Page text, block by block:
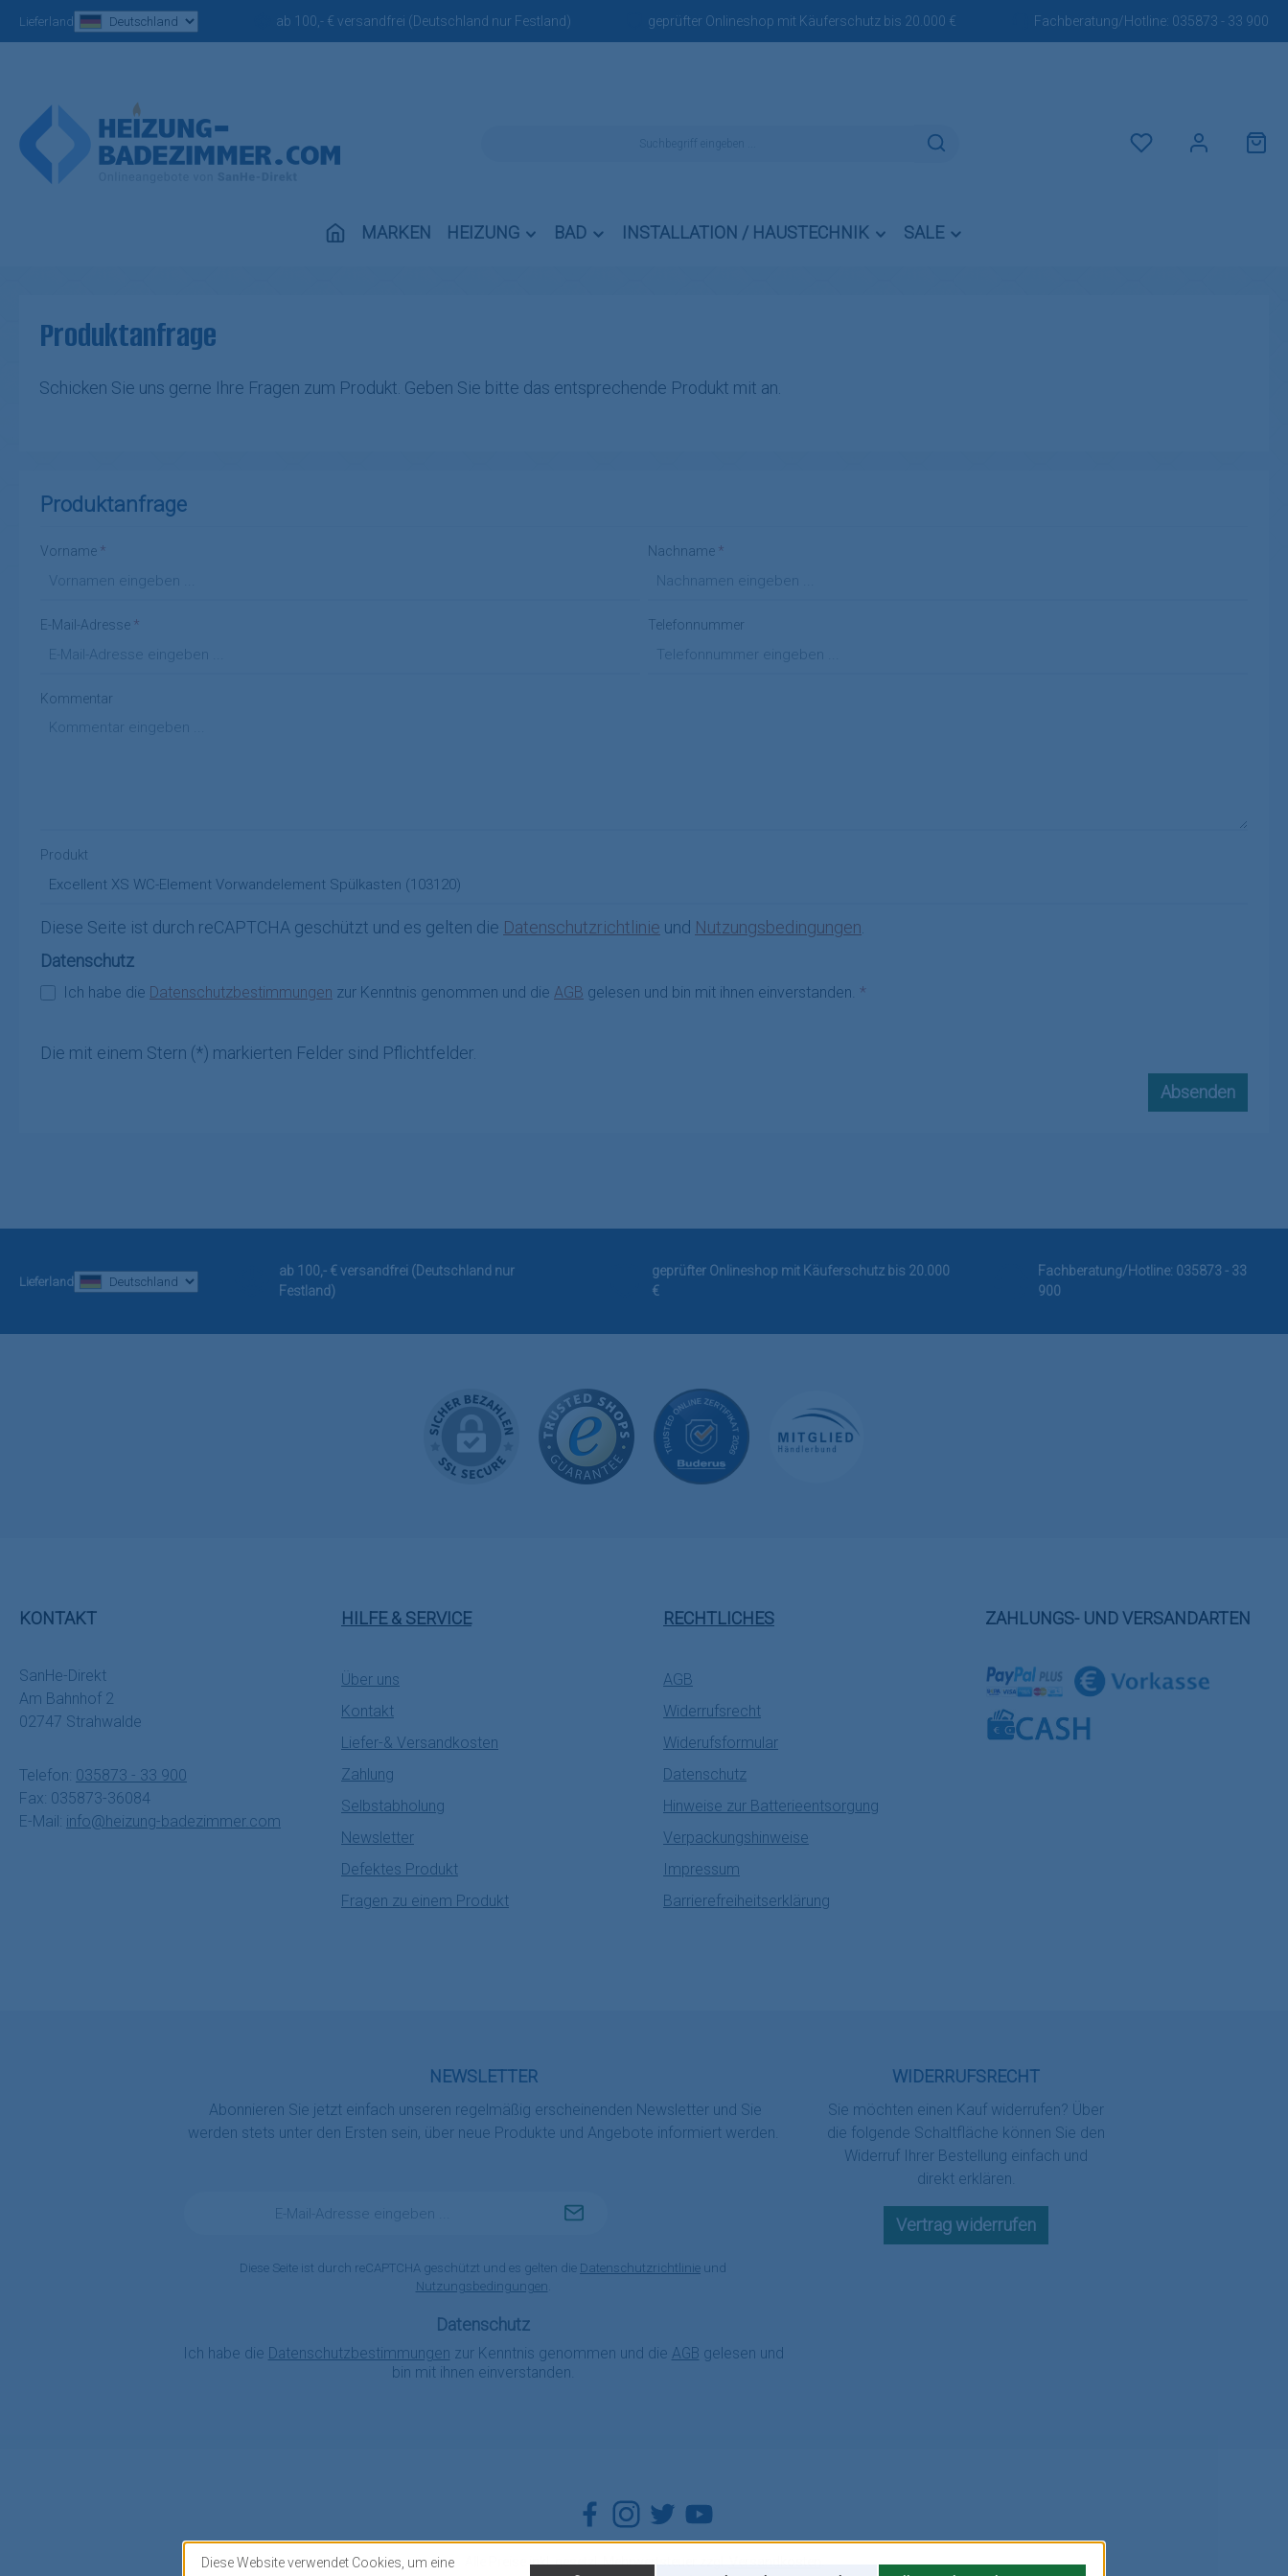
Hauptinhalt springen
Zur Suche springen
Zur Hauptnavigation springen
Lieferland ab 100,- € versandfrei (Deutschland nur Festland) geprüfter Onlineshop mit Käuferschutz bis 20.000 € Fachberatung/Hotline: 035873 - 33 900
MARKEN HEIZUNG BAD INSTALLATION / HAUSTECHNIK SALE
Produktanfrage
Schicken Sie uns gerne Ihre Fragen zum Produkt. Geben Sie bitte das entsprechende Produkt mit an.
Produktanfrage
Vorname * Nachname *
E-Mail-Adresse * Telefonnummer
Kommentar
Produkt
Diese Seite ist durch reCAPTCHA geschützt und es gelten die Datenschutzrichtlinie und Nutzungsbedingungen
Datenschutz
Ich habe die Datenschutzbestimmungen zur Kenntnis genommen und die AGB gelesen und bin mit ihnen einverstanden. *
Die mit einem Stern (*) markierten Felder sind Pflichtfelder.
Absenden
Lieferland
ab 100,- € versandfrei (Deutschland nur
Festland)
geprüfter Onlineshop mit Käuferschutz bis 20.000
€
Fachberatung/Hotline: 035873 - 33
900
KONTAKT
SanHe-Direkt
Am Bahnhof 2
02747 Strahwalde
Telefon: 035873 - 33 900
Fax: 035873-36084
E-Mail: info@heizung-badezimmer.com
HILFE & SERVICE
Über uns
Kontakt
Liefer-& Versandkosten
Zahlung
Selbstabholung
Newsletter
Defektes Produkt
Fragen zu einem Produkt
RECHTLICHES
AGB
Widerrufsrecht
Widerufsformular
Datenschutz
Hinweise zur Batterieentsorgung
Verpackungshinweise
Impressum
Barrierefreiheitserklärung
ZAHLUNGS- UND VERSANDARTEN
Benutzerdefiniertes Bild 1
WIDERRUFSRECHT
Sie möchten einen Kauf widerrufen? Über
die folgende Schaltfläche können Sie den
Widerruf Ihrer Bestellung einfach und
direkt erklären.
Vertrag widerrufen
NEWSLETTER
Abonnieren Sie jetzt einfach unseren regelmäßig erscheinenden Newsletter und Sie
werden stets unter den Ersten sein, über neue Produkte und Angebote informiert werden.
Diese Seite ist durch reCAPTCHA geschützt und es gelten die Datenschutzrichtlinie und
Nutzungsbedingungen
Datenschutz
Ich habe die Datenschutzbestimmungen zur Kenntnis genommen und die AGB gelesen und
bin mit ihnen einverstanden.
FacebookInstagram
Twitter YouTube
Alle Preise inkl. gesetzl. Mehrwertsteuer zzgl.
Diese Website verwendet Cookies, um eine